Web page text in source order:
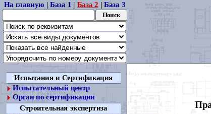
На главную |База 1 | База 2 |База 3
Испытания и Сертификация
Испытательный центр
Орган по сертификации
Строительная экспертиза